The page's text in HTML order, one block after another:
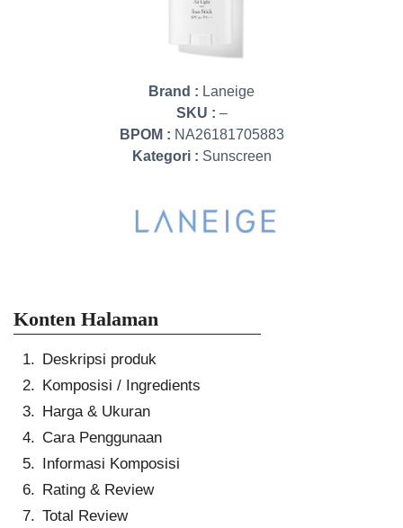
Brand : Laneige
SKU : –
BPOM : NA26181705883
Kategori : Sunscreen
Konten Halaman
Deskripsi produk
Komposisi / Ingredients
Harga & Ukuran
Cara Penggunaan
Informasi Komposisi
Rating & Review
Total Review